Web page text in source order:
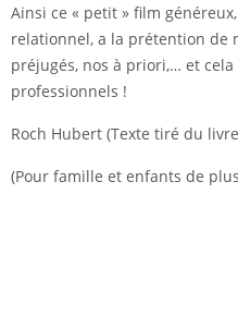
Ainsi ce « petit » film
relationnel, a la prétention de
préjugés, nos à priori,… et
professionnels !
Roch Hubert (Texte tiré du
(Pour famille et enfants de